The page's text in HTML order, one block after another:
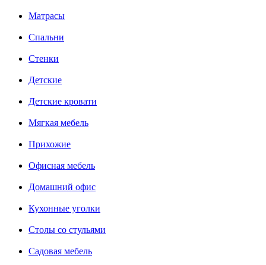
Матрасы
Cпальни
Стенки
Детские
Детские кровати
Мягкая мебель
Прихожие
Офисная мебель
Домашний офис
Кухонные уголки
Столы со стульями
Садовая мебель